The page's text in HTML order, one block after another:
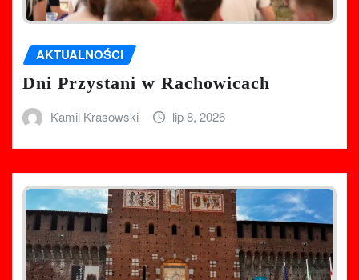
AKTUALNOŚCI
Dni Przystani w Rachowicach
Kamil Krasowski lip 8, 2026